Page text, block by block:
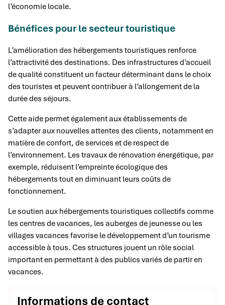
l’économie locale.
Bénéfices pour le secteur touristique
L’amélioration des hébergements touristiques renforce
l’attractivité des destinations. Des infrastructures d’accueil
de qualité constituent un facteur déterminant dans le choix
des touristes et peuvent contribuer à l’allongement de la
durée des séjours.
Cette aide permet également aux établissements de
s’adapter aux nouvelles attentes des clients, notamment en
matière de confort, de services et de respect de
l’environnement. Les travaux de rénovation énergétique, par
exemple, réduisent l’empreinte écologique des
hébergements tout en diminuant leurs coûts de
fonctionnement.
Le soutien aux hébergements touristiques collectifs comme
les centres de vacances, les auberges de jeunesse ou les
villages vacances favorise le développement d’un tourisme
accessible à tous. Ces structures jouent un rôle social
important en permettant à des publics variés de partir en
vacances.
Informations de contact